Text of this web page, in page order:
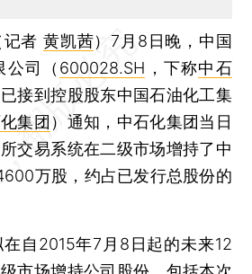
记者黄凯茜）7月8日晚，中国
公司（ 600028.SH ，下称中石
接到控股股东中国石油化工集
集团 ）通知，中石化集团当日
交易系统在二级市场增持了中
万股，约占已发行总股份的
2015年7月8日起的未来12